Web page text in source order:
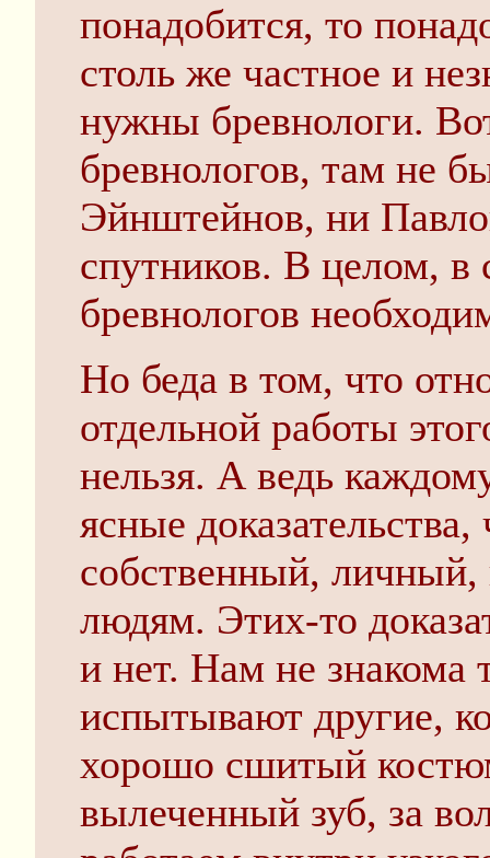
понадобится, то
столь же частное и
нужны бревнологи.
бревнологов, там не
Эйнштейнов, ни
спутников. В целом, в
бревнологов
Но беда в том, что
отдельной работы
нельзя. А ведь
ясные
собственный,
людям. Этих-то
и нет. Нам не знакома
испытывают другие,
хорошо сшитый
вылеченный зуб, за